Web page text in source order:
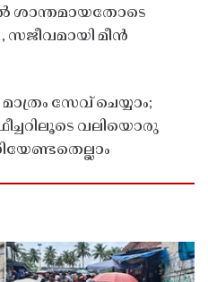
ശാന്തമായതോടെ
മീൻ
സേവ് ചെയ്യാം;
വലിയൊരു